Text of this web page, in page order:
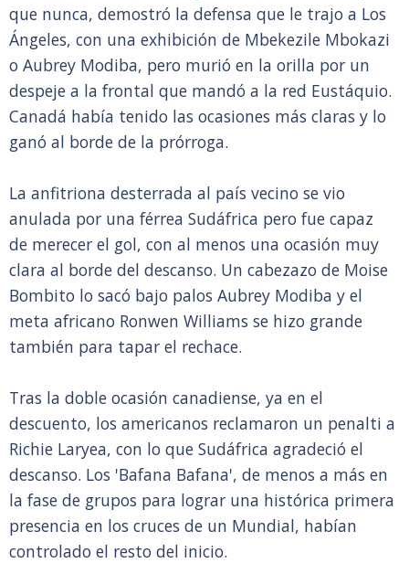
que nunca, demostró la defensa que le trajo a Los
Ángeles, con una exhibición de Mbekezile Mbokazi
o Aubrey Modiba, pero murió en la orilla por un
despeje a la frontal que mandó a la red Eustáquio.
Canadá había tenido las ocasiones más claras y lo
ganó al borde de la prórroga.
La anfitriona desterrada al país vecino se vio
anulada por una férrea Sudáfrica pero fue capaz
de merecer el gol, con al menos una ocasión muy
clara al borde del descanso. Un cabezazo de Moise
Bombito lo sacó bajo palos Aubrey Modiba y el
meta africano Ronwen Williams se hizo grande
también para tapar el rechace.
Tras la doble ocasión canadiense, ya en el
descuento, los americanos reclamaron un penalti a
Richie Laryea, con lo que Sudáfrica agradeció el
descanso. Los 'Bafana Bafana', de menos a más en
la fase de grupos para lograr una histórica primera
presencia en los cruces de un Mundial, habían
controlado el resto del inicio.